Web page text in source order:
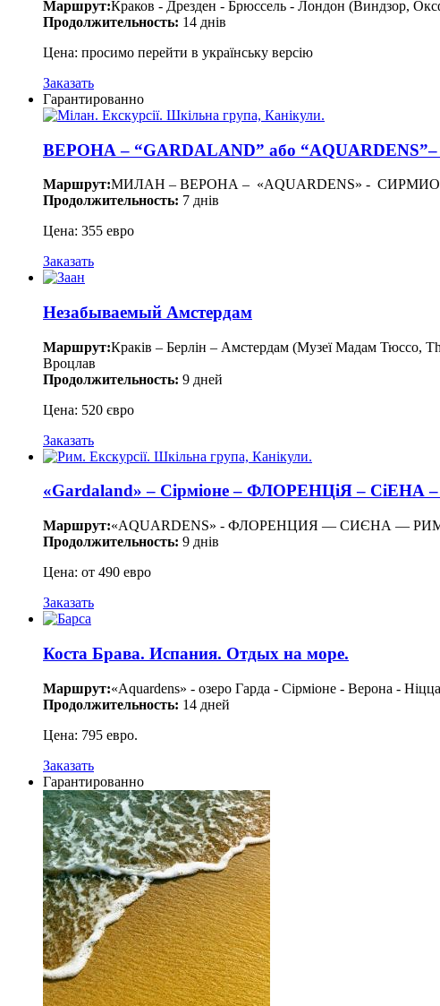
Маршрут:Краков - Дрезден - Брюссель - Лондон (Виндзор,
Продолжительность: 14 днів
Цена: просимо перейти в українську версію
Заказать
Гарантированно
ВЕРОНА – “GARDALAND” або
Маршрут:МИЛАН – ВЕРОНА – «AQUARDENS» -
Продолжительность: 7 днів
Цена: 355 евро
Заказать
Незабываемый Амстердам
Маршрут:Краків – Берлін – Амстердам (Музеї Мадам Тюссо,
Вроцлав
Продолжительность: 9 дней
Цена: 520 євро
Заказать
«Gardaland» – Сірміоне – ФЛОРЕНЦіЯ –
Маршрут:«AQUARDENS» - ФЛОРЕНЦИЯ — СИЄНА —
Продолжительность: 9 днів
Цена: от 490 евро
Заказать
Коста Брава. Испания. Отдых на море.
Маршрут:«Aquardens» - озеро Гарда - Сірміоне - Верона -
Продолжительность: 14 дней
Цена: 795 евро.
Заказать
Гарантированно